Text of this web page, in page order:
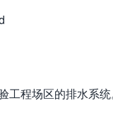
工程场区的排水系